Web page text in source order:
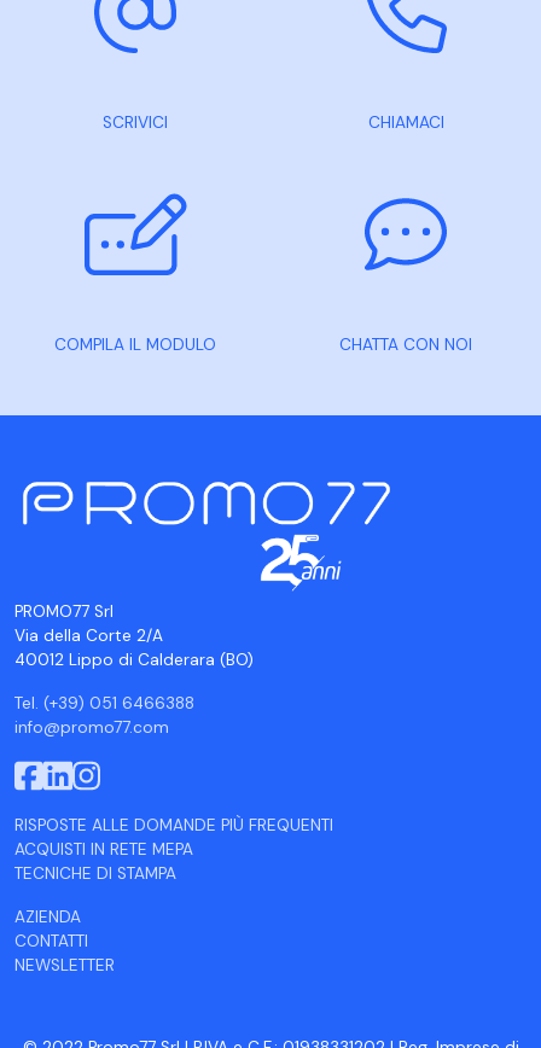
SCRIVICI CHIAMACI
COMPILA IL MODULO CHATTA CON NOI
PROMO77 Srl
Via della Corte 2/A
40012 Lippo di Calderara (BO)
Tel. (+39) 051 6466388
info@promo77.com
RISPOSTE ALLE DOMANDE PIÙ FREQUENTI
ACQUISTI IN RETE MEPA
TECNICHE DI STAMPA
AZIENDA
CONTATTI
NEWSLETTER